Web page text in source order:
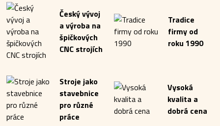
Český vývoj
a výroba na
špičkových
CNC strojích
Tradice
firmy od
roku 1990
Stroje jako
stavebnice
pro různé
práce
Vysoká
kvalita a
dobrá cena